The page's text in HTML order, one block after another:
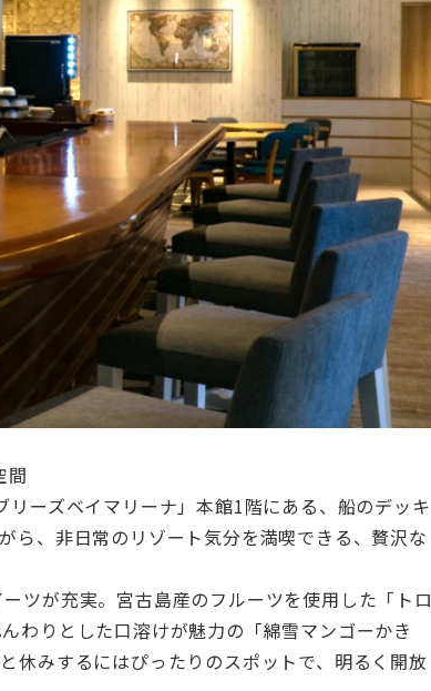
間
ーズベイマリーナ」本館1階にある、船のデッキ
ら、非日常のリゾート気分を満喫できる、贅沢な
ツが充実。宮古島産のフルーツを使用した「トロ
わりとした口溶けが魅力の「綿雪マンゴーかき
休みするにはぴったりのスポットで、明るく開放